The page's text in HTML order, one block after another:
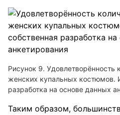
Рисунок 9.
женских купальных костюмов.
разработка на основе данных
Таким образом,